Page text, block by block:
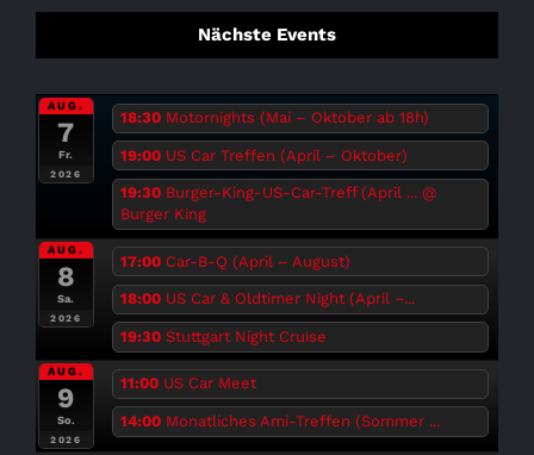
Nächste Events
AUG.
7
Fr.
2026
18:30 Motornights (Mai – Oktober ab 18h)
19:00 US Car Treffen (April – Oktober)
19:30 Burger-King-US-Car-Treff (April ... @
Burger King
AUG.
8
Sa.
2026
17:00 Car-B-Q (April – August)
18:00 US Car & Oldtimer Night (April –...
19:30 Stuttgart Night Cruise
AUG.
9
So.
2026
11:00 US Car Meet
14:00 Monatliches Ami-Treffen (Sommer ...